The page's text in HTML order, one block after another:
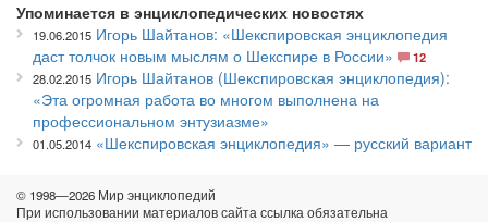
Упоминается в энциклопедических новостях
19.06.2015 Игорь Шайтанов: «Шекспировская энциклопедия
даст толчок новым мыслям о Шекспире в России»
12
28.02.2015 Игорь Шайтанов (Шекспировская энциклопедия):
«Эта огромная работа во многом выполнена на
профессиональном энтузиазме»
01.05.2014 «Шекспировская энциклопедия» — русский вариант
© 1998—2026 Мир энциклопедий
При использовании материалов сайта ссылка обязательна